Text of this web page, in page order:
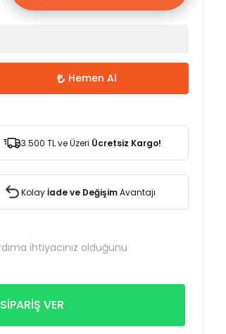
Hemen Al
3.500 TL ve Üzeri Ücretsiz Kargo!
Kolayİade ve DeğişimAvantajı
ihtiyacınız olduğunu
VER